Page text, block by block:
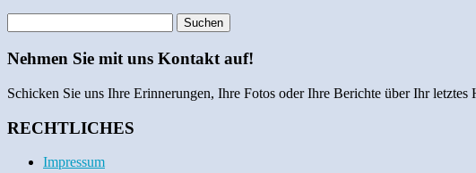
Nehmen Sie mit uns Kontakt auf!
Schicken Sie uns Ihre Erinnerungen, Ihre Fotos oder Ihre Berichte über Ihr
RECHTLICHES
Impressum